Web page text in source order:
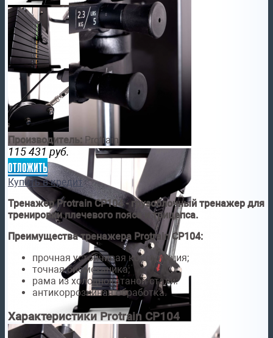
Производитель:Protrain
115 431 руб.
отложить
Купить в кредит
Тренажер Protrain CP104 - грузоблочный тренажер для
тренировки плечевого пояса и трицепса.
Преимущества тренажера Protrain CP104:
прочная устойчивая конструкция;
точная биомеханика;
рама из холоднокатаной стали:
антикоррозийная обработка.
Характеристики Protrain CP104